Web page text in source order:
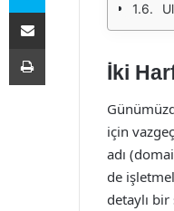
İki
için
adı
de
detaylı bir
E-Posta ile paylaş